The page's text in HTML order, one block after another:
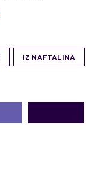
IZ NAFTALINA